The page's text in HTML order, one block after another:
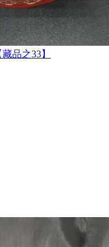
品之33】